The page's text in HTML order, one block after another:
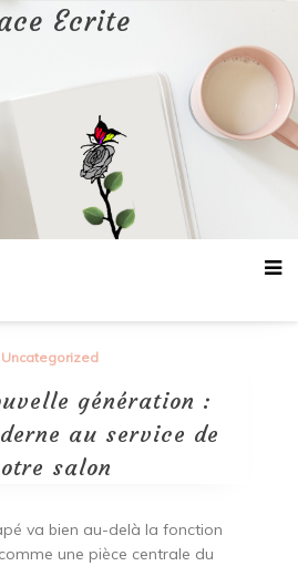
Ecrite
Uncategorized
génération :
au service de
salon
va bien au-delà la fonction
une pièce centrale du